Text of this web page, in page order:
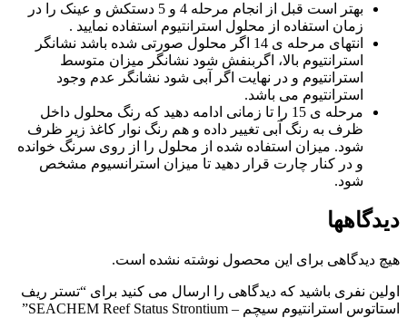
بهتر است قبل از انجام مرحله 4 و 5 دستکش و عینک را در
زمان استفاده از محلول استرانتیوم استفاده نمایید .
انتهای مرحله ی 14 اگر محلول صورتی شده باشد نشانگر
استرانتیوم بالا، اگربنفش شود نشانگر میزان متوسط
استرانتیوم و در نهایت اگر آبی شود نشانگر عدم وجود
استرانتیوم می باشد.
مرحله ی 15 را تا زمانی ادامه دهید که رنگ محلول داخل
ظرف به رنگ آبی تغییر داده و هم رنگ نوار کاغذ زیر ظرف
شود. میزان استفاده شده از محلول را از روی سرنگ خوانده
و در کنار چارت قرار دهید تا میزان استرانسیوم مشخص
شود.
دیدگاهها
هیچ دیدگاهی برای این محصول نوشته نشده است.
اولین نفری باشید که دیدگاهی را ارسال می کنید برای “تستر ریف
استاتوس استرانتیوم سیچم – SEACHEM Reef Status Strontium”